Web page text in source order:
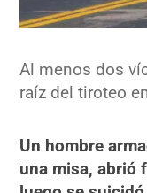
Al menos dos
raíz del tiroteo
Un hombre
una misa, abrió